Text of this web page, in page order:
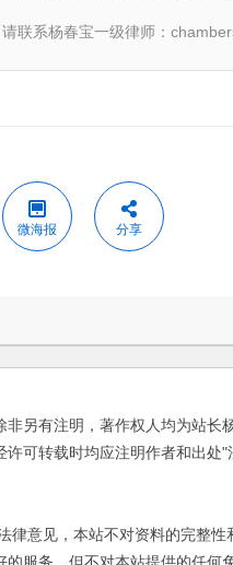
联系杨春宝一级律师：
微海报 分享
另有注明，著作权人均为站长
可转载时均应注明作者和出处
意见，本站不对资料的完整性